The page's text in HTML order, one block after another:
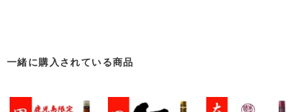
一緒に購入されている商品